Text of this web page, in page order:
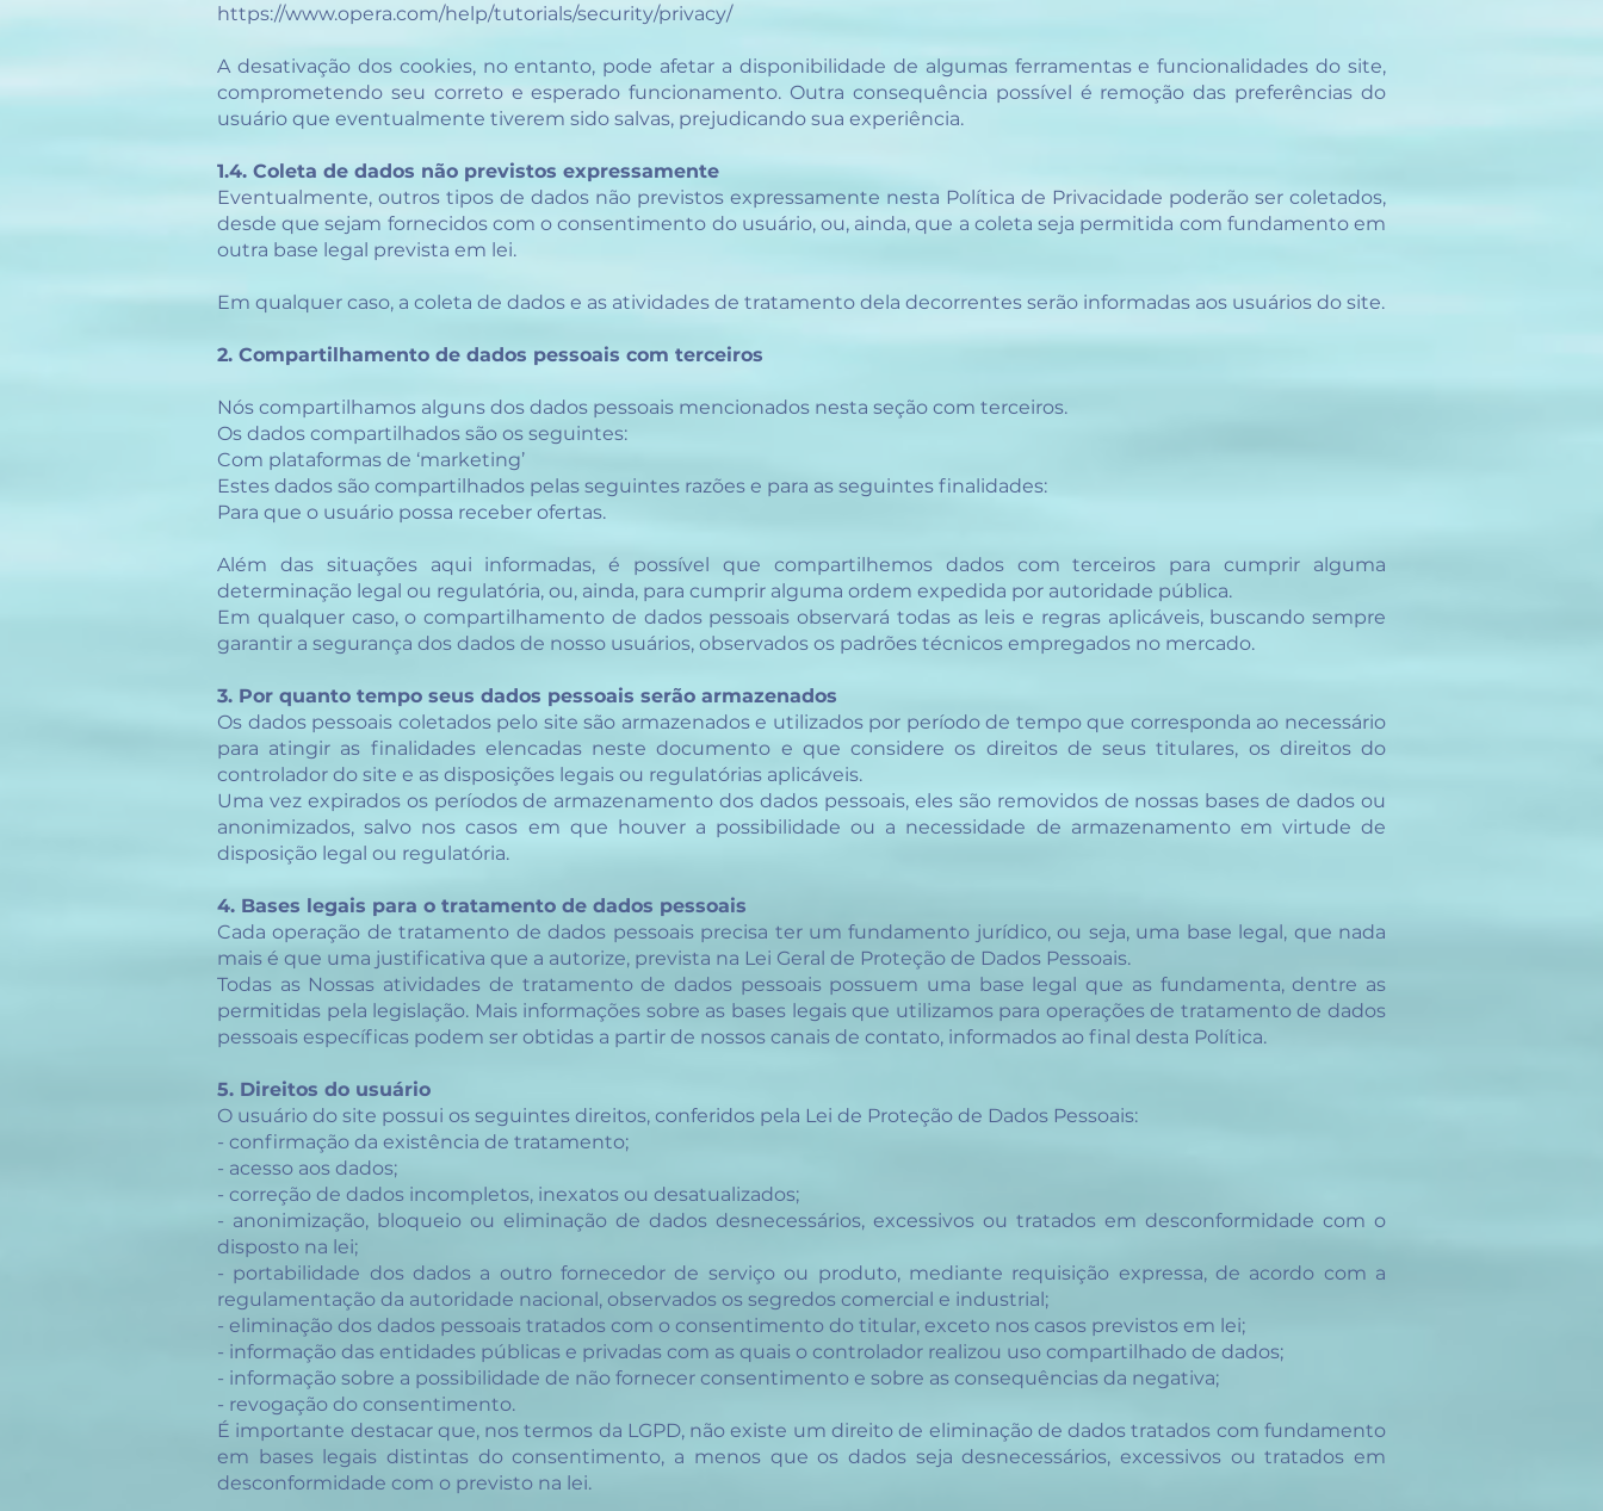
https://www.opera.com/help/tutorials/security/privacy/
A desativação dos cookies, no entanto, pode afetar a disponibilidade de algumas ferramentas e funcionalidades do site,
comprometendo seu correto e esperado funcionamento. Outra consequência possível é remoção das preferências do
usuário que eventualmente tiverem sido salvas, prejudicando sua experiência.
1.4. Coleta de dados não previstos expressamente
Eventualmente, outros tipos de dados não previstos expressamente nesta Política de Privacidade poderão ser coletados,
desde que sejam fornecidos com o consentimento do usuário, ou, ainda, que a coleta seja permitida com fundamento em
outra base legal prevista em lei.
Em qualquer caso, a coleta de dados e as atividades de tratamento dela decorrentes serão informadas aos usuários do site.
2. Compartilhamento de dados pessoais com terceiros
Nós compartilhamos alguns dos dados pessoais mencionados nesta seção com terceiros.
Os dados compartilhados são os seguintes:
Com plataformas de ‘marketing’
Estes dados são compartilhados pelas seguintes razões e para as seguintes finalidades:
Para que o usuário possa receber ofertas.
Além das situações aqui informadas, é possível que compartilhemos dados com terceiros para cumprir alguma
determinação legal ou regulatória, ou, ainda, para cumprir alguma ordem expedida por autoridade pública.
Em qualquer caso, o compartilhamento de dados pessoais observará todas as leis e regras aplicáveis, buscando sempre
garantir a segurança dos dados de nosso usuários, observados os padrões técnicos empregados no mercado.
3. Por quanto tempo seus dados pessoais serão armazenados
Os dados pessoais coletados pelo site são armazenados e utilizados por período de tempo que corresponda ao necessário
para atingir as finalidades elencadas neste documento e que considere os direitos de seus titulares, os direitos do
controlador do site e as disposições legais ou regulatórias aplicáveis.
Uma vez expirados os períodos de armazenamento dos dados pessoais, eles são removidos de nossas bases de dados ou
anonimizados, salvo nos casos em que houver a possibilidade ou a necessidade de armazenamento em virtude de
disposição legal ou regulatória.
4. Bases legais para o tratamento de dados pessoais
Cada operação de tratamento de dados pessoais precisa ter um fundamento jurídico, ou seja, uma base legal, que nada
mais é que uma justificativa que a autorize, prevista na Lei Geral de Proteção de Dados Pessoais.
Todas as Nossas atividades de tratamento de dados pessoais possuem uma base legal que as fundamenta, dentre as
permitidas pela legislação. Mais informações sobre as bases legais que utilizamos para operações de tratamento de dados
pessoais específicas podem ser obtidas a partir de nossos canais de contato, informados ao final desta Política.
5. Direitos do usuário
O usuário do site possui os seguintes direitos, conferidos pela Lei de Proteção de Dados Pessoais:
- confirmação da existência de tratamento;
- acesso aos dados;
- correção de dados incompletos, inexatos ou desatualizados;
- anonimização, bloqueio ou eliminação de dados desnecessários, excessivos ou tratados em desconformidade com o
disposto na lei;
- portabilidade dos dados a outro fornecedor de serviço ou produto, mediante requisição expressa, de acordo com a
regulamentação da autoridade nacional, observados os segredos comercial e industrial;
- eliminação dos dados pessoais tratados com o consentimento do titular, exceto nos casos previstos em lei;
- informação das entidades públicas e privadas com as quais o controlador realizou uso compartilhado de dados;
- informação sobre a possibilidade de não fornecer consentimento e sobre as consequências da negativa;
- revogação do consentimento.
É importante destacar que, nos termos da LGPD, não existe um direito de eliminação de dados tratados com fundamento
em bases legais distintas do consentimento, a menos que os dados seja desnecessários, excessivos ou tratados em
desconformidade com o previsto na lei.